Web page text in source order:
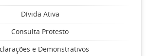
Dívida Ativa
Consulta Protesto
e Demonstrativos